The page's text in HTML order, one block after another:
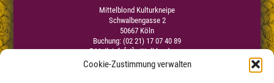
Cookie-Zustimmung verwalten
Mittelblond Kulturkneipe
Schwalbengasse 2
50667 Köln
Buchung: (02 21) 17 07 40 89
E-Mail:info[at]mittelblond.com